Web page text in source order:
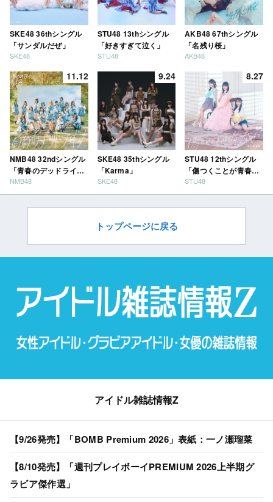
SKE48 36thシングル
「サンダルだぜ」
SKE48
STU48 13thシングル
「好きすぎて泣く」
STU48
AKB48 67thシングル
「名残り桜」
AKB48
11.12
NMB48 32ndシングル
「青春のデッドライ
ン」
NMB48
9.24
SKE48 35thシングル
「Karma」
SKE48
8.27
STU48 12thシングル
「傷つくことが青春
だ」
STU48
トップページに戻る
アイドル雑誌情報Z
【9/26発売】「BOMB Premium 2026」表紙：一ノ瀬瑠菜
【8/10発売】「週刊プレイボーイPREMIUM 2026上半期グ
ラビア傑作選」